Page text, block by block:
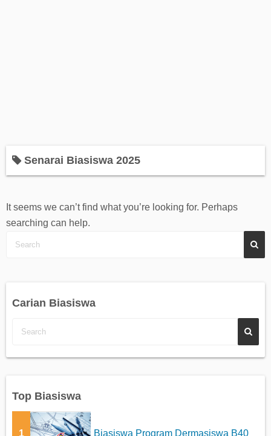
Biasiswa STPM
Senarai Biasiswa 2025
It seems we can’t find what you’re looking for. Perhaps
searching can help.
Carian Biasiswa
Top Biasiswa
1 Biasiswa Program Dermasiswa B40